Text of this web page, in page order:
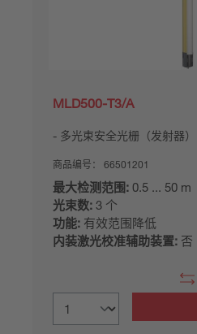
MLD500-T3/A
多光束安全光栅（发射器）
商品编号： 66501201
最大检测范围: 0.5 ... 50 m
光束数: 3 个
功能: 有效范围降低
内装激光校准辅助装置: 否